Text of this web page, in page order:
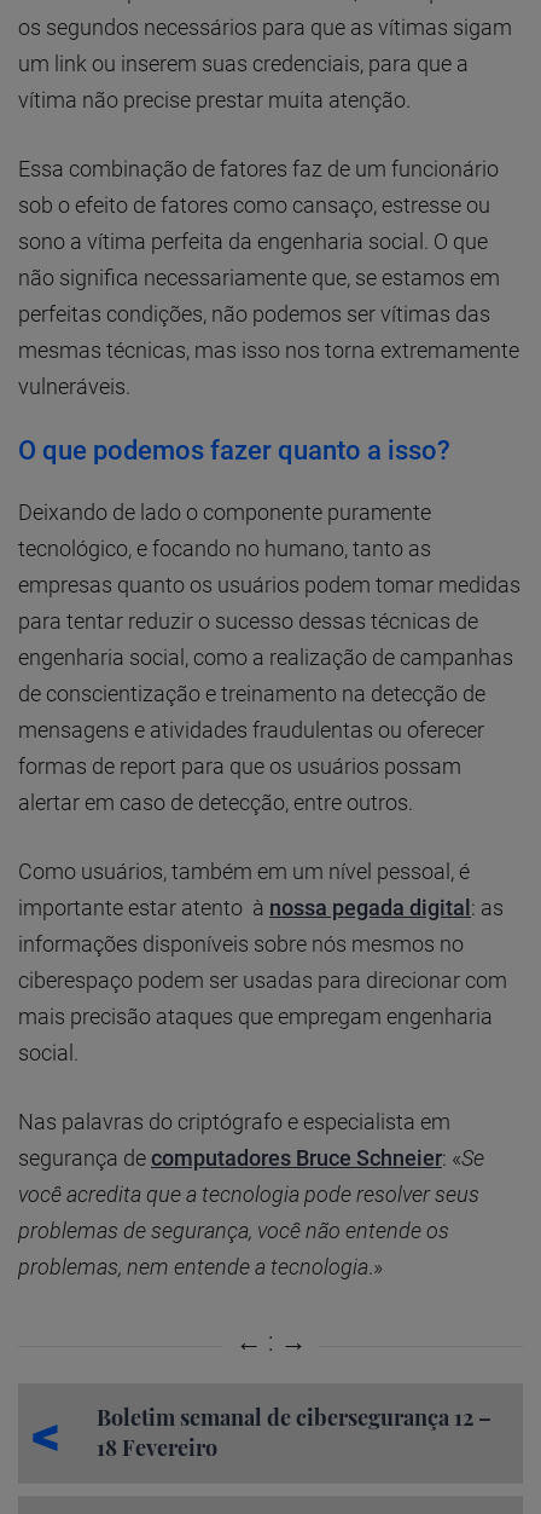
os segundos necessários para que as vítimas sigam
um link ou inserem suas credenciais, para que a
vítima não precise prestar muita atenção.
Essa combinação de fatores faz de um funcionário
sob o efeito de fatores como cansaço, estresse ou
sono a vítima perfeita da engenharia social. O que
não significa necessariamente que, se estamos em
perfeitas condições, não podemos ser vítimas das
mesmas técnicas, mas isso nos torna extremamente
vulneráveis.
O que podemos fazer quanto a isso?
Deixando de lado o componente puramente
tecnológico, e focando no humano, tanto as
empresas quanto os usuários podem tomar medidas
para tentar reduzir o sucesso dessas técnicas de
engenharia social, como a realização de campanhas
de conscientização e treinamento na detecção de
mensagens e atividades fraudulentas ou oferecer
formas de report para que os usuários possam
alertar em caso de detecção, entre outros.
Como usuários, também em um nível pessoal, é
importante estar atento à nossa pegada digital: as
informações disponíveis sobre nós mesmos no
ciberespaço podem ser usadas para direcionar com
mais precisão ataques que empregam engenharia
social.
Nas palavras do criptógrafo e especialista em
segurança decomputadores Bruce Schneier: «Se
você acredita que a tecnologia pode resolver seus
problemas de segurança, você não entende os
problemas, nem entende a tecnologia .»
Boletim semanal de cibersegurança 12 –
18 Fevereiro